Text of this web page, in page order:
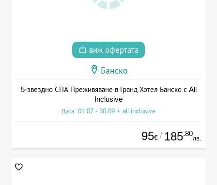
виж офертата
Банско
5-звездно СПА Преживяване в Гранд Хотел Банско с All
Inclusive
Дата: 01.07 - 30.09 + all inclusive
95€ / 185.80
лв.